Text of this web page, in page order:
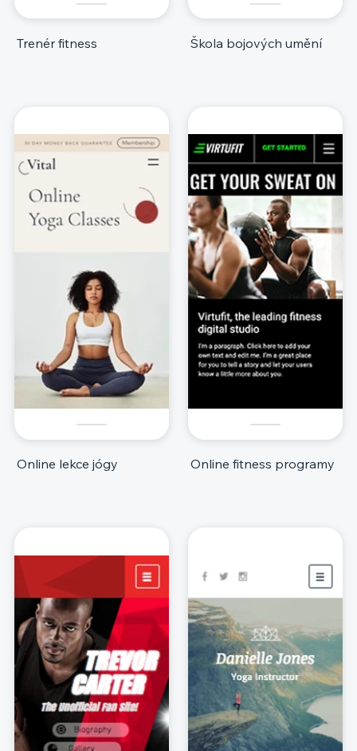
Trenér fitness Škola bojových umění
Online lekce jógy Online fitness programy